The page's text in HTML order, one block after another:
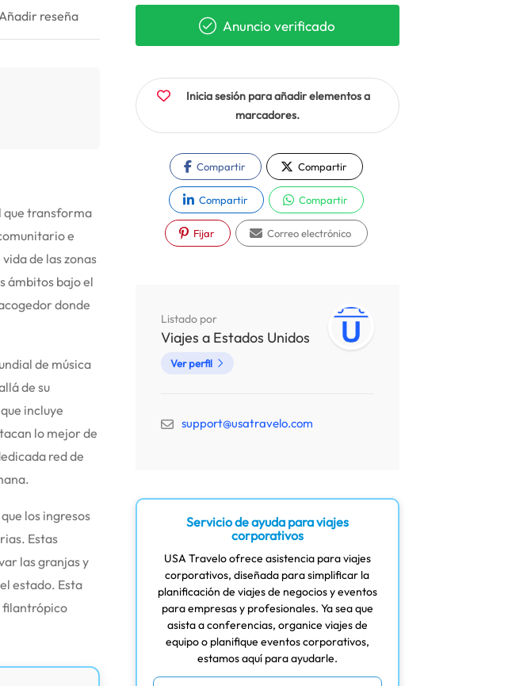
reseña
que transforma
e
de las zonas
ámbitos bajo el
donde
de música
de su
incluye
lo mejor de
red de
los ingresos
Estas
las granjas y
estado. Esta
filantrópico
Anuncio verificado
Inicia sesión para añadir elementos a
marcadores.
Compartir Compartir
Compartir Compartir
Fijar Correo electrónico
Listado por
Viajes a Estados Unidos
Ver perfil
support@usatravelo.com
Servicio de ayuda para viajes
corporativos
USA Travelo ofrece asistencia para viajes
corporativos, diseñada para simplificar la
planificación de viajes de negocios y eventos
para empresas y profesionales. Ya sea que
asista a conferencias, organice viajes de
equipo o planifique eventos corporativos,
estamos aquí para ayudarle.